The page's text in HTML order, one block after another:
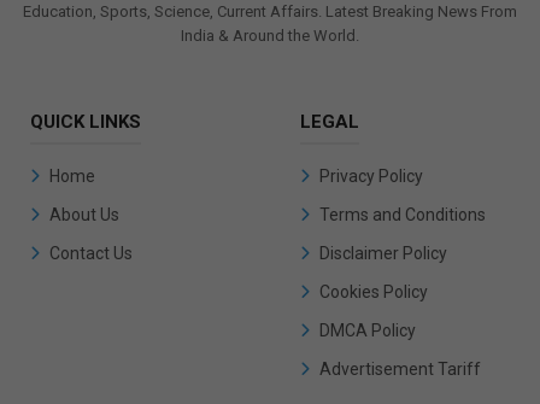
Education, Sports, Science, Current Affairs. Latest Breaking News From
India & Around the World.
QUICK LINKS
Home
About Us
Contact Us
LEGAL
Privacy Policy
Terms and Conditions
Disclaimer Policy
Cookies Policy
DMCA Policy
Advertisement Tariff